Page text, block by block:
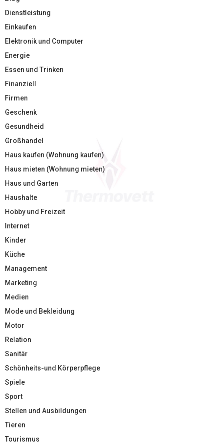
Dienstleistung
Einkaufen
Elektronik und Computer
Energie
Essen und Trinken
Finanziell
Firmen
Geschenk
Gesundheid
Großhandel
Haus kaufen (Wohnung kaufen)
Haus mieten (Wohnung mieten)
Haus und Garten
Haushalte
Hobby und Freizeit
Internet
Kinder
Küche
Management
Marketing
Medien
Mode und Bekleidung
Motor
Relation
Sanitär
Schönheits-und Körperpflege
Spiele
Sport
Stellen und Ausbildungen
Tieren
Tourismus